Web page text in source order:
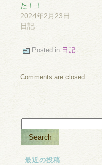
た！！
2024年2月23日
日記
Posted in 日記
Comments are closed.
最近の投稿